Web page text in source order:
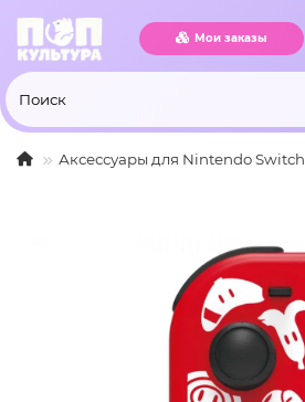
Мои заказы
Аксессуары для Nintendo Switch